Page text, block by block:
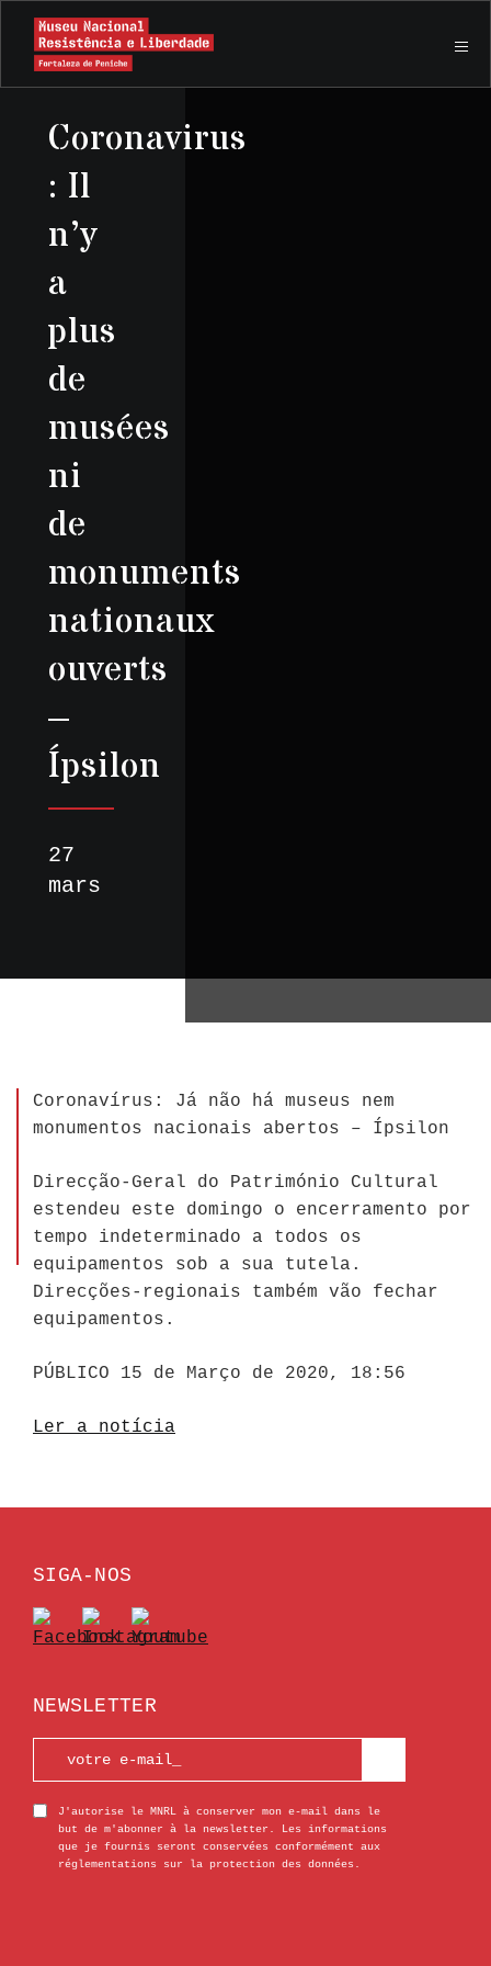
Coronavirus
: Il
n’y
a
plus
de
musées
ni
de
monuments
nationaux
ouverts
–
Ípsilon
27
mars
Coronavírus: Já não há museus nem
monumentos nacionais abertos – Ípsilon
Direcção-Geral do Património Cultural
estendeu este domingo o encerramento por
tempo indeterminado a todos os
equipamentos sob a sua tutela.
Direcções-regionais também vão fechar
equipamentos.
PÚBLICO 15 de Março de 2020, 18:56
Ler a notícia
SIGA-NOS
NEWSLETTER
J'autorise le MNRL à conserver mon e-mail dans le
but de m'abonner à la newsletter. Les informations
que je fournis seront conservées conformément aux
réglementations sur la protection des données.